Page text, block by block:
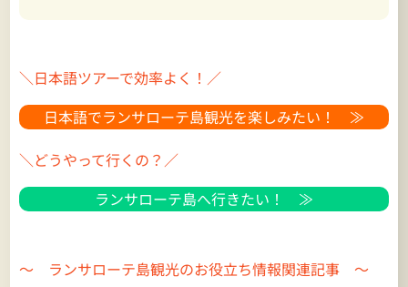
＼日本語ツアーで効率よく！／
日本語でランサローテ島観光を楽しみたい！ ≫
＼どうやって行くの？／
ランサローテ島へ行きたい！ ≫
～ ランサローテ島観光のお役立ち情報関連記事 ～